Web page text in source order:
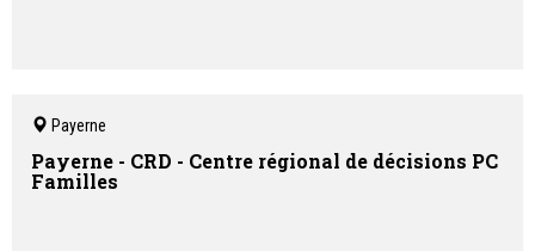
Payerne
Payerne - CRD - Centre régional de décisions PC
Familles